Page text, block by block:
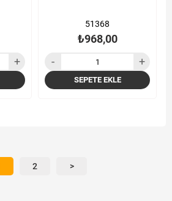
51368
₺968,00
SEPETE EKLE
2 >